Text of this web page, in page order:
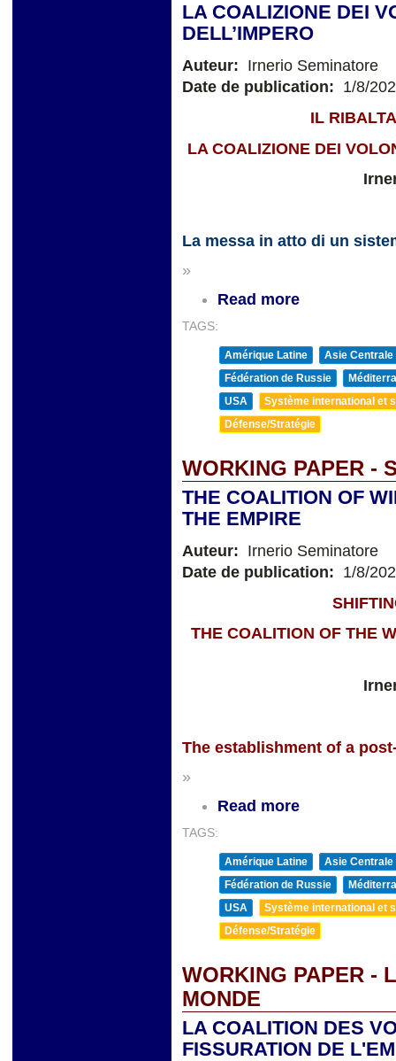
LA COALIZIONE DEI
DELL’IMPERO
Auteur: Irnerio Seminatore
Date de publication: 1/8/
IL
LA COALIZIONE DEI
La messa in atto di un
»
Read more
TAGS:
Amérique Latine
Asie Centrale
Fédération de Russie
USA
Système international et
Défense/Stratégie
WORKING PAPER -
THE COALITION OF
THE EMPIRE
Auteur: Irnerio Seminatore
Date de publication: 1/8/
THE COALITION OF THE
The establishment of a
»
Read more
TAGS:
Amérique Latine
Asie Centrale
Fédération de Russie
USA
Système international et
Défense/Stratégie
WORKING PAPER -
MONDE
LA COALITION DES
FISSURATION DE